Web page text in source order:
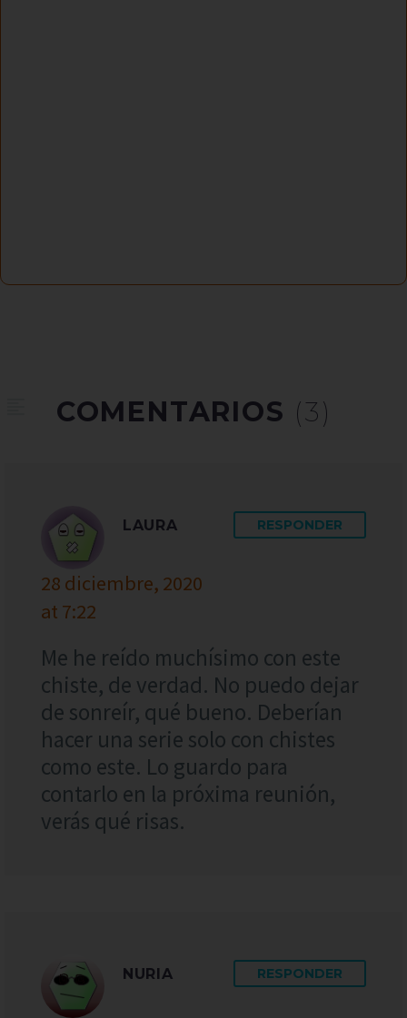
COMENTARIOS (3)
LAURA
28 diciembre, 2020
at 7:22
RESPONDER
Me he reído muchísimo con este
chiste, de verdad. No puedo dejar
de sonreír, qué bueno. Deberían
hacer una serie solo con chistes
como este. Lo guardo para
contarlo en la próxima reunión,
verás qué risas.
NURIA RESPONDER